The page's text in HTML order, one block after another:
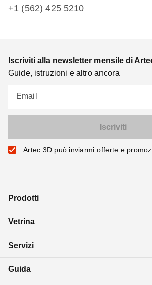
+1 (562) 425 5210
Iscriviti alla newsletter mensile di
Guide, istruzioni e altro ancora
Email
Artec 3D può inviarmi offerte e
Prodotti
Vetrina
Servizi
Guida